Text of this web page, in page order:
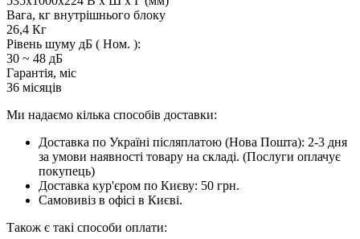
Вага, кг внутрішнього блоку
26,4 Кг
Рівень шуму дБ ( Ном. ):
30 ~ 48 дБ
Гарантія, міс
36 місяців
Ми надаємо кілька способів доставки:
Доставка по Україні післяплатою (Нова Пошта): 2-3 дня
за умови наявності товару на складі. (Послуги оплачує
покупець)
Доставка кур'єром по Києву: 50 грн.
Самовивіз в офісі в Києві.
Також є такі способи оплати: